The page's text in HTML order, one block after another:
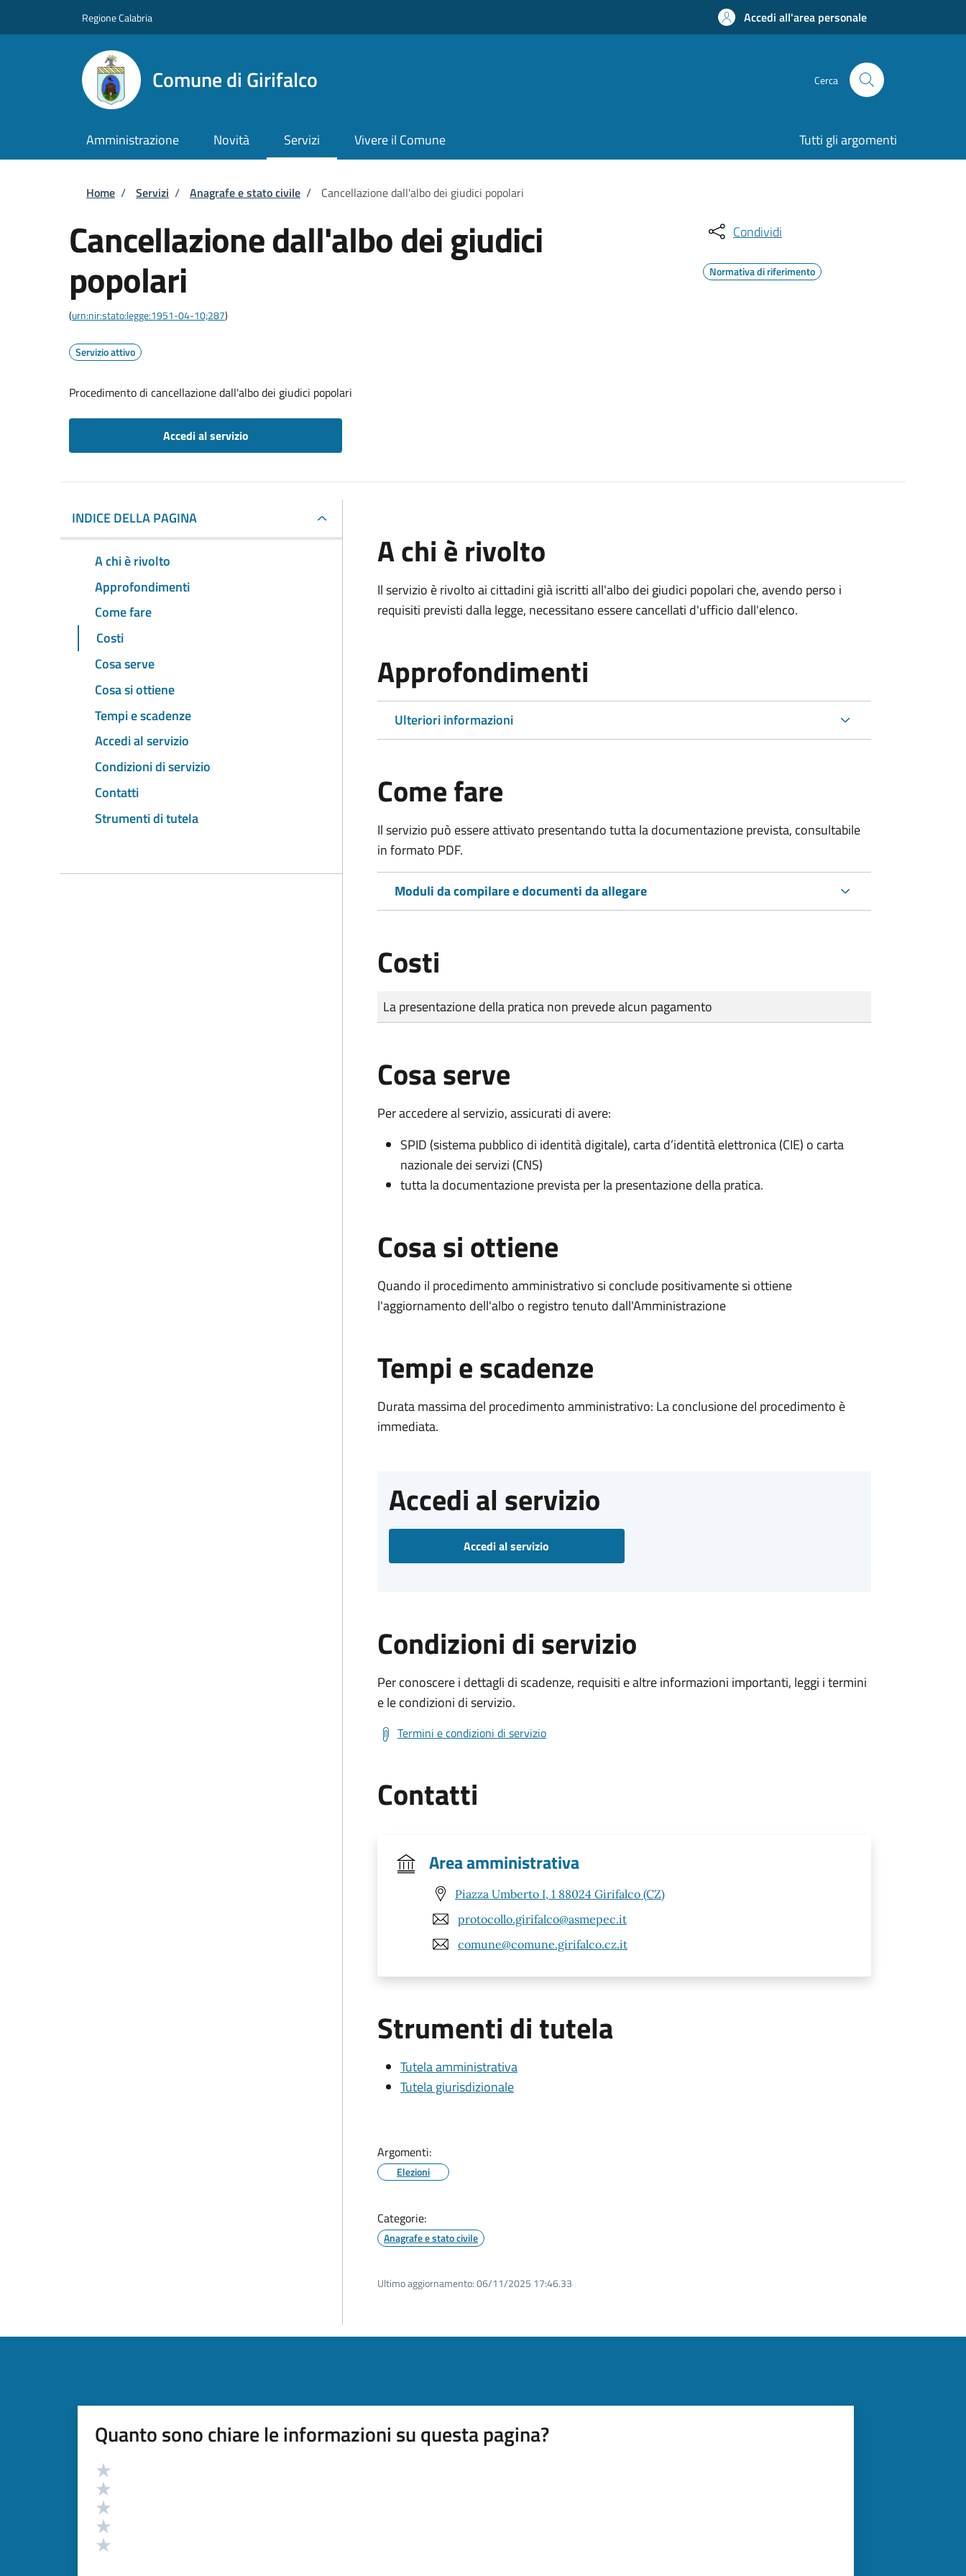
Regione Calabria Accedi all'area personale
Comune di Girifalco Cerca
Amministrazione Novità Servizi Vivere il Comune Tutti gli argomenti
Briciole di pane
Home / Servizi / Anagrafe e stato civile / Cancellazione dall'albo dei giudici popolari
Cancellazione dall'albo dei giudici
popolari
(urn:nir:stato:legge:1951-04-10;287)
Servizio attivo
Procedimento di cancellazione dall'albo dei giudici popolari
Accedi al servizio
Condividi
Normativa di riferimento
INDICE DELLA PAGINA
A chi è rivolto
Approfondimenti
Come fare
Costi
Cosa serve
Cosa si ottiene
Tempi e scadenze
Accedi al servizio
Condizioni di servizio
Contatti
Strumenti di tutela
A chi è rivolto
Il servizio è rivolto ai cittadini già iscritti all'albo dei giudici popolari che, avendo perso i
requisiti previsti dalla legge, necessitano essere cancellati d'ufficio dall'elenco.
Approfondimenti
Ulteriori informazioni
Come fare
Il servizio può essere attivato presentando tutta la documentazione prevista, consultabile
in formato PDF.
Moduli da compilare e documenti da allegare
Costi
Tipo di pagamento
Importo
La presentazione della pratica non prevede alcun pagamento
Cosa serve
Per accedere al servizio, assicurati di avere:
SPID (sistema pubblico di identità digitale), carta d’identità elettronica (CIE) o carta
nazionale dei servizi (CNS)
tutta la documentazione prevista per la presentazione della pratica.
Cosa si ottiene
Quando il procedimento amministrativo si conclude positivamente si ottiene
l'aggiornamento dell'albo o registro tenuto dall'Amministrazione
Tempi e scadenze
Durata massima del procedimento amministrativo: La conclusione del procedimento è
immediata.
Accedi al servizio
Accedi al servizio
Condizioni di servizio
Per conoscere i dettagli di scadenze, requisiti e altre informazioni importanti, leggi i termini
e le condizioni di servizio.
Termini e condizioni di servizio
Contatti
Area amministrativa
Piazza Umberto I, 1 88024 Girifalco (CZ)
protocollo.girifalco@asmepec.it
comune@comune.girifalco.cz.it
Strumenti di tutela
Tutela amministrativa
Tutela giurisdizionale
Argomenti:
Elezioni
Categorie:
Anagrafe e stato civile
Ultimo aggiornamento:06/11/2025 17:46.33
Quanto sono chiare le informazioni su questa pagina?
Valutazione